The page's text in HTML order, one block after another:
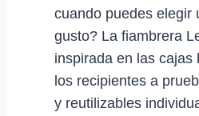
cuando puedes
gusto? La fiambrera
inspirada en las cajas
los recipientes a
y reutilizables